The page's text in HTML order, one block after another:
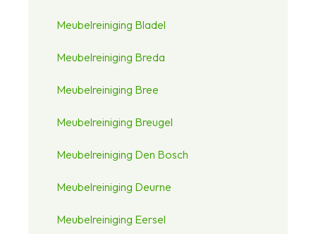
Meubelreiniging Bladel
Meubelreiniging Breda
Meubelreiniging Bree
Meubelreiniging Breugel
Meubelreiniging Den Bosch
Meubelreiniging Deurne
Meubelreiniging Eersel